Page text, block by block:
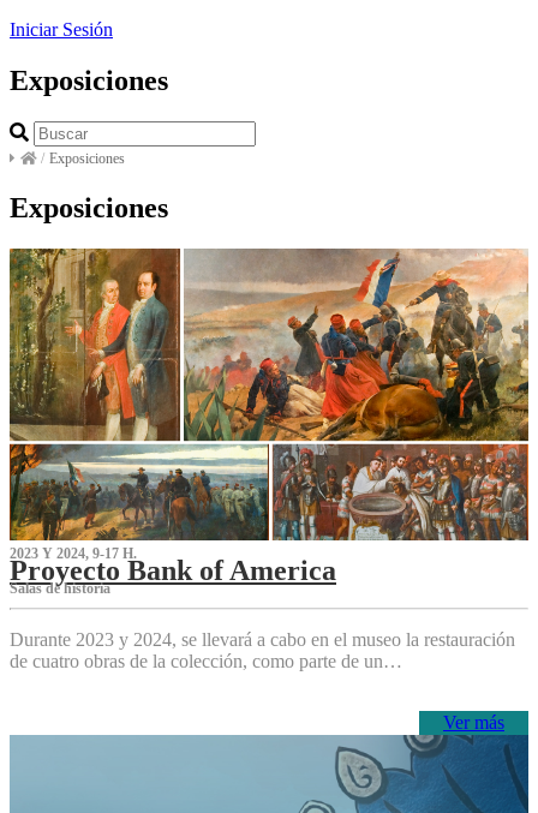
Iniciar Sesión
Exposiciones
/ Exposiciones
Exposiciones
2023 Y 2024, 9-17 H.
Proyecto Bank of America
S‌alas de historia
Durante 2023 y 2024, se llevará a cabo en el museo la restauración
de cuatro obras de la colección, como parte de un…
Ver más